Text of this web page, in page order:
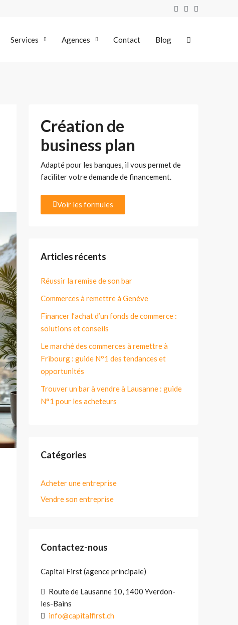
Services Agences Contact Blog
Création de
business plan
Adapté pour les banques, il vous permet de
faciliter votre demande de financement.
Voir les formules
Articles récents
Réussir la remise de son bar
Commerces à remettre à Genève
Financer l’achat d’un fonds de commerce :
solutions et conseils
Le marché des commerces à remettre à
Fribourg : guide N°1 des tendances et
opportunités
Trouver un bar à vendre à Lausanne : guide
N°1 pour les acheteurs
Catégories
Acheter une entreprise
Vendre son entreprise
Contactez-nous
Capital First (agence principale)
Route de Lausanne 10, 1400 Yverdon-
les-Bains
info@capitalfirst.ch